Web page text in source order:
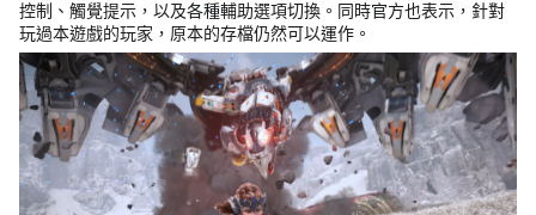
控制、觸覺提示，以及各種輔助選項切換。同時官方也表示，針對
玩過本遊戲的玩家，原本的存檔仍然可以運作。